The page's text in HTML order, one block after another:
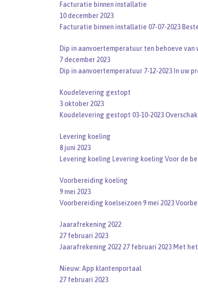
Facturatie binnen installatie
10 december 2023
Facturatie binnen installatie 07-07-2023
Dip in aanvoertemperatuur ten behoeve
7 december 2023
Dip in aanvoertemperatuur 7-12-2023 In uw
Koudelevering gestopt
3 oktober 2023
Koudelevering gestopt 03-10-2023
Levering koeling
8 juni 2023
Levering koeling Levering koeling Voor de
Voorbereiding koeling
9 mei 2023
Voorbereiding koelseizoen 9 mei 2023
Jaarafrekening 2022
27 februari 2023
Jaarafrekening 2022 27 februari 2023 Met
Nieuw: App klantenportaal
27 februari 2023